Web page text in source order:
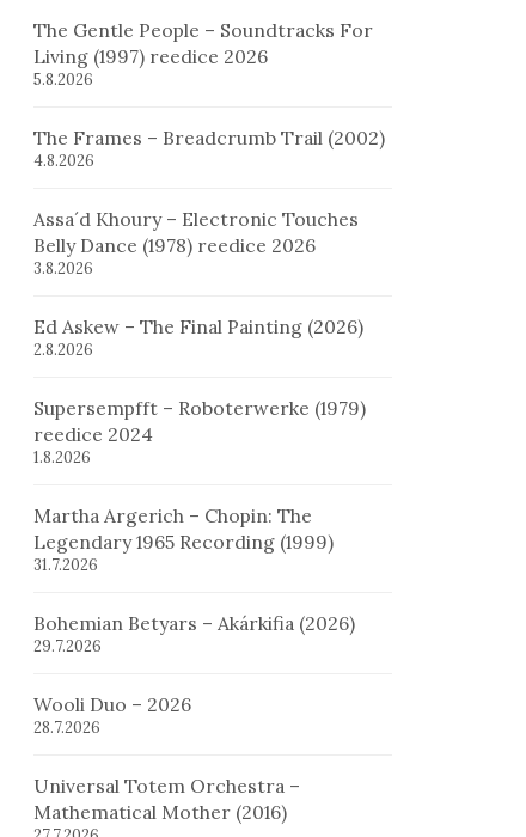
The Gentle People – Soundtracks For
Living (1997) reedice 2026
5.8.2026
The Frames – Breadcrumb Trail (2002)
4.8.2026
Assa´d Khoury – Electronic Touches
Belly Dance (1978) reedice 2026
3.8.2026
Ed Askew – The Final Painting (2026)
2.8.2026
Supersempfft – Roboterwerke (1979)
reedice 2024
1.8.2026
Martha Argerich – Chopin: The
Legendary 1965 Recording (1999)
31.7.2026
Bohemian Betyars – Akárkifia (2026)
29.7.2026
Wooli Duo – 2026
28.7.2026
Universal Totem Orchestra –
Mathematical Mother (2016)